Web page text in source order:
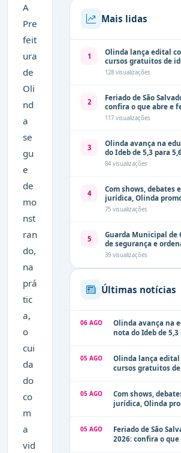
A
Pre
feit
ura
de
Oli
nd
a
se
gu
e
de
mo
nst
ran
do,
na
prá
tic
a,
o
cui
da
do
co
m
a
vid
Mais lidas
1
Olinda lança edital
cursos gratuitos de
comunicação
128 visualizações
2
Feriado de São
confira o que abre e
117 visualizações
3
Olinda avança na
do Ideb de 5,3 para
84 visualizações
4
Com shows, debates
jurídica, Olinda
de combate à
neste sábado (8)
75 visualizações
5
Guarda Municipal de
de segurança e
39 visualizações
Últimas notícias
06 AGO
Olinda avança na
nota do Ideb de 5,3
05 AGO
Olinda lança edital
cursos gratuitos
05 AGO
Com shows,
jurídica, Olinda
05 AGO
Feriado de São
2026: confira o